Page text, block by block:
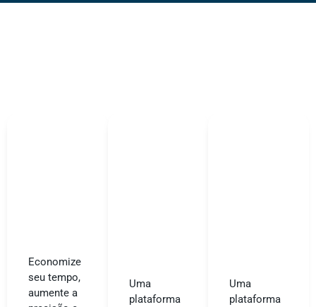
Economize
seu tempo,
aumente a
Uma
plataforma
Uma
plataforma